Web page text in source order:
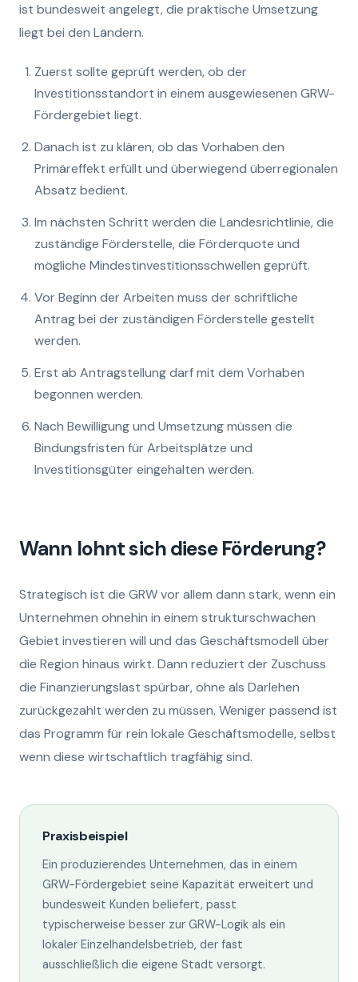
ist bundesweit angelegt, die praktische Umsetzung
liegt bei den Ländern.
Zuerst sollte geprüft werden, ob der
Investitionsstandort in einem ausgewiesenen GRW-
Fördergebiet liegt.
Danach ist zu klären, ob das Vorhaben den
Primäreffekt erfüllt und überwiegend überregionalen
Absatz bedient.
Im nächsten Schritt werden die Landesrichtlinie, die
zuständige Förderstelle, die Förderquote und
mögliche Mindestinvestitionsschwellen geprüft.
Vor Beginn der Arbeiten muss der schriftliche
Antrag bei der zuständigen Förderstelle gestellt
werden.
Erst ab Antragstellung darf mit dem Vorhaben
begonnen werden.
Nach Bewilligung und Umsetzung müssen die
Bindungsfristen für Arbeitsplätze und
Investitionsgüter eingehalten werden.
Wann lohnt sich diese Förderung?
Strategisch ist die GRW vor allem dann stark, wenn ein
Unternehmen ohnehin in einem strukturschwachen
Gebiet investieren will und das Geschäftsmodell über
die Region hinaus wirkt. Dann reduziert der Zuschuss
die Finanzierungslast spürbar, ohne als Darlehen
zurückgezahlt werden zu müssen. Weniger passend ist
das Programm für rein lokale Geschäftsmodelle, selbst
wenn diese wirtschaftlich tragfähig sind.
Praxisbeispiel
Ein produzierendes Unternehmen, das in einem
GRW-Fördergebiet seine Kapazität erweitert und
bundesweit Kunden beliefert, passt
typischerweise besser zur GRW-Logik als ein
lokaler Einzelhandelsbetrieb, der fast
ausschließlich die eigene Stadt versorgt.